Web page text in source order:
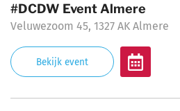
#DCDW Event Almere
Veluwezoom 45, 1327 AK Almere
Bekijk event